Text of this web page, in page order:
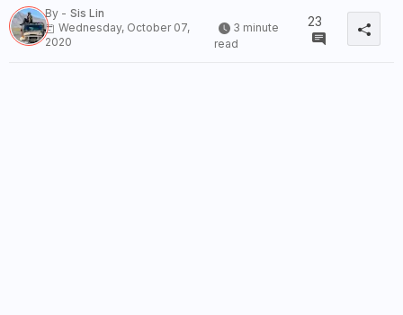
By - Sis Lin
Wednesday, October 07,
2020
3 minute
read
23